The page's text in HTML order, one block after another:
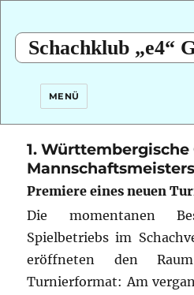
Schachklub „e4“
MENÜ
1.
Premiere eines neuen
Die momentanen
Spielbetriebs im
eröffneten den
Turnierformat: Am